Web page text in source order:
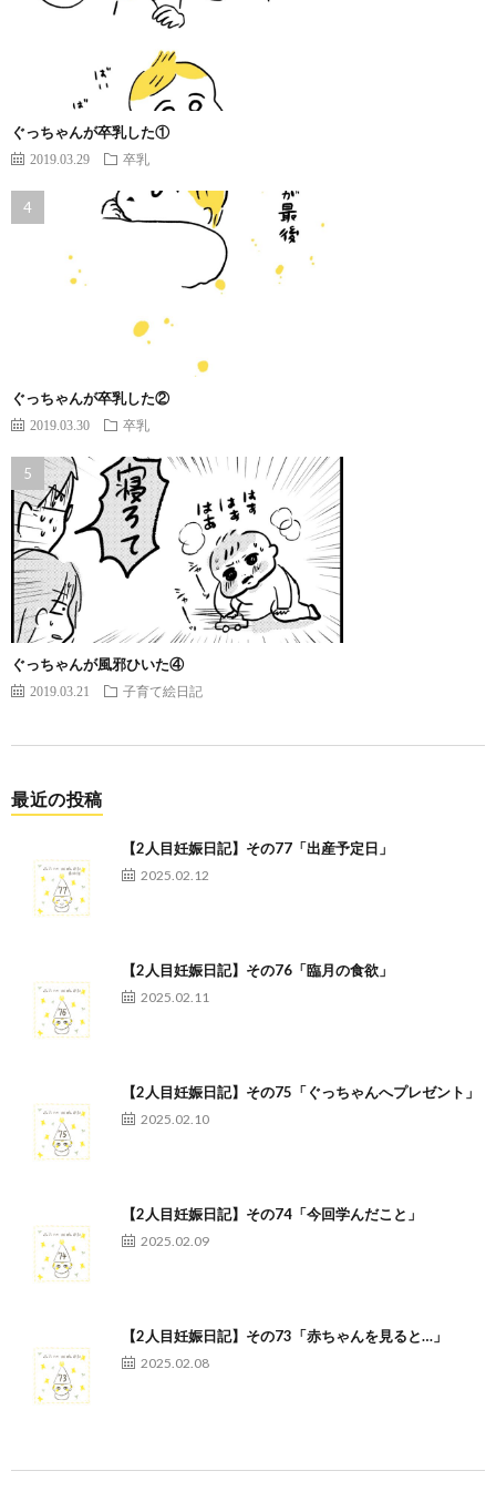
ぐっちゃんが卒乳した①
2019.03.29 卒乳
ぐっちゃんが卒乳した②
2019.03.30 卒乳
ぐっちゃんが風邪ひいた④
2019.03.21 子育て絵日記
最近の投稿
【2人目妊娠日記】その77「出産予定日」
2025.02.12
【2人目妊娠日記】その76「臨月の食欲」
2025.02.11
【2人目妊娠日記】その75「ぐっちゃんへプレゼント」
2025.02.10
【2人目妊娠日記】その74「今回学んだこと」
2025.02.09
【2人目妊娠日記】その73「赤ちゃんを見ると…」
2025.02.08